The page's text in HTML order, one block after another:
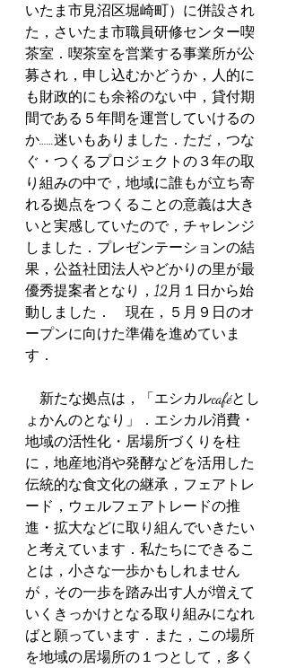
いたま市見沼区堀崎町）に併設され
た，さいたま市職員研修センター喫
茶室．喫茶室を営業する事業所が公
募され，申し込むかどうか，人的に
も財政的にも余裕のない中，貸付期
間である５年間を運営していけるの
か……迷いもありました．ただ，つな
ぐ・つくるプロジェクトの３年の取
り組みの中で，地域に誰もが立ち寄
れる拠点をつくることの意義は大き
いと実感していたので，チャレンジ
しました．プレゼンテーションの結
果，公益社団法人やどかりの里が最
優秀提案者となり，12月１日から始
動しました．　現在，５月９日のオ
ープンに向けた準備を進めていま
す．
新たな拠点は，「エシカルcaféとし
ょかんのとなり」．エシカル消費・
地域の活性化・居場所づくりを柱
に，地産地消や発酵などを活用した
伝統的な食文化の継承，フェアトレ
ード，ウェルフェアトレードの推
進・拡大などに取り組んでいきたい
と考えています．私たちにできるこ
とは，小さな一歩かもしれません
が，その一歩を踏み出す人が増えて
いくきっかけとなる取り組みになれ
ばと願っています．また，この場所
を地域の居場所の１つとして，多く